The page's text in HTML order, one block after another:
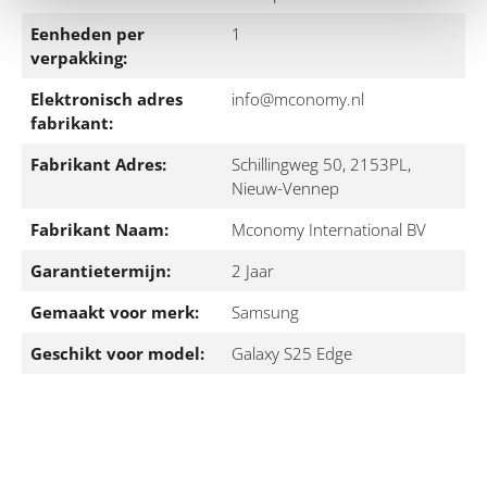
Eenheden per
verpakking:
1
Elektronisch adres
fabrikant:
info@mconomy.nl
Fabrikant Adres:
Schillingweg 50, 2153PL,
Nieuw-Vennep
Fabrikant Naam:
Mconomy International BV
Garantietermijn:
2 Jaar
Gemaakt voor merk:
Samsung
Geschikt voor model:
Galaxy S25 Edge